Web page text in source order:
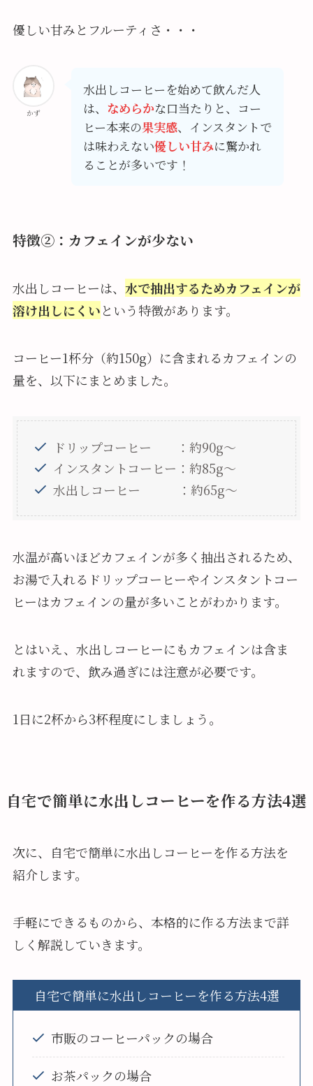
優しい甘みとフルーティさ・・・
かず
水出しコーヒーを始めて飲んだ人
は、 なめらかな口当たりと、コー
ヒー本来の果実感、インスタントで
は味わえない優しい甘みに驚かれ
ることが多いです！
特徴②：カフェインが少ない
水出しコーヒーは、 水で抽出するためカフェインが
溶け出しにくいという特徴があります。
コーヒー1杯分（約150g）に含まれるカフェインの
量を、以下にまとめました。
ドリップコーヒー ：約90g～
インスタントコーヒー：約85g～
水出しコーヒー ：約65g～
水温が高いほどカフェインが多く抽出されるため、
お湯で入れるドリップコーヒーやインスタントコー
ヒーはカフェインの量が多いことがわかります。
とはいえ、水出しコーヒーにもカフェインは含ま
れますので、飲み過ぎには注意が必要です。
1日に2杯から3杯程度にしましょう。
自宅で簡単に水出しコーヒーを作る方法4選
次に、自宅で簡単に水出しコーヒーを作る方法を
紹介します。
手軽にできるものから、本格的に作る方法まで詳
しく解説していきます。
自宅で簡単に水出しコーヒーを作る方法4選
市販のコーヒーパックの場合
お茶パックの場合